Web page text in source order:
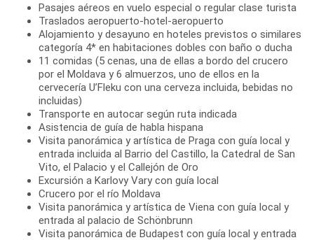
Pasajes aéreos en vuelo especial o regular clase turista
Traslados aeropuerto-hotel-aeropuerto
Alojamiento y desayuno en hoteles previstos o similares
categoría 4* en habitaciones dobles con baño o ducha
11 comidas (5 cenas, una de ellas a bordo del crucero
por el Moldava y 6 almuerzos, uno de ellos en la
cervecería U’Fleku con una cerveza incluida, bebidas no
incluidas)
Transporte en autocar según ruta indicada
Asistencia de guía de habla hispana
Visita panorámica y artística de Praga con guía local y
entrada incluida al Barrio del Castillo, la Catedral de San
Vito, el Palacio y el Callejón de Oro
Excursión a Karlovy Vary con guía local
Crucero por el río Moldava
Visita panorámica y artística de Viena con guía local y
entrada al palacio de Schönbrunn
Visita panorámica de Budapest con guía local y entrada